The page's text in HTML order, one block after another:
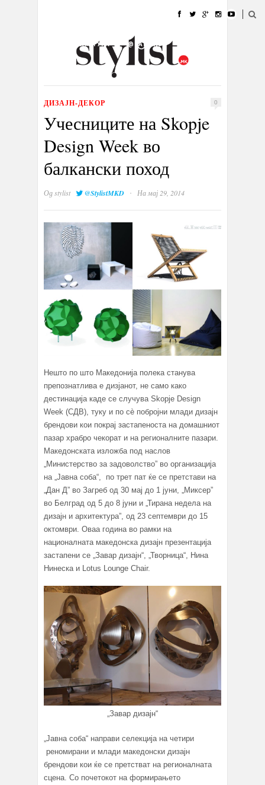
УБАВИНА
КУЛТУРА @РАБОТА
ИЗЛОГ
ДИЗАЈН-ДЕКОР 0
Учесниците на Skopje
Design Week во
балкански поход
Одstylist @StylistMKD · На мај 29, 2014
Нешто по што Македонија полека станува
препознатлива е дизјанот, не само како
дестинација каде се случува Skopje Design
Week (СДВ), туку и по сè побројни млади дизајн
брендови кои покрај застапеноста на домашниот
пазар храбро чекорат и на регионалните пазари.
Македонската изложба под наслов
„Министерство за задоволство” во организација
на „Јавна соба“, по трет пат ќе се претстави на
„Дан Д” во Загреб од 30 мај до 1 јуни, „Миксер”
во Белград од 5 до 8 јуни и „Тирана недела на
дизајн и архитектура”, од 23 септември до 15
октомври. Оваа година во рамки на
националната македонска дизајн презентација
застапени се „Завар дизајн“, „Творница“, Нина
Нинеска и Lotus Lounge Chair.
„Завар дизајн“
„Јавна соба“ направи селекција на четири
реномирани и млади македонски дизајн
брендови кои ќе се претстват на регионалната
сцена. Со почетокот на формирањето